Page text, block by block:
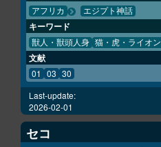
アフリカ エジプト神話
キーワード
獣人・獣頭人身 猫・虎・ライオン
文献
01 03 30
Last-update:
2026-02-01
セコ